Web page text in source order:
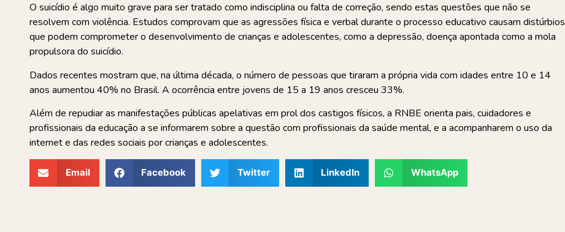
O suicídio é algo muito grave para ser tratado como indisciplina ou falta de correção, sendo estas questões que não se
resolvem com violência. Estudos comprovam que as agressões física e verbal durante o processo educativo causam distúrbios
que podem comprometer o desenvolvimento de crianças e adolescentes, como a depressão, doença apontada como a mola
propulsora do suicídio.
Dados recentes mostram que, na última década, o número de pessoas que tiraram a própria vida com idades entre 10 e 14
anos aumentou 40% no Brasil. A ocorrência entre jovens de 15 a 19 anos cresceu 33%.
Além de repudiar as manifestações públicas apelativas em prol dos castigos físicos, a RNBE orienta pais, cuidadores e
profissionais da educação a se informarem sobre a questão com profissionais da saúde mental, e a acompanharem o uso da
internet e das redes sociais por crianças e adolescentes.
Email Facebook Twitter LinkedIn WhatsApp